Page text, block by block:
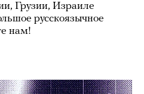
Грузии, Израиле
русскоязычное
нам!